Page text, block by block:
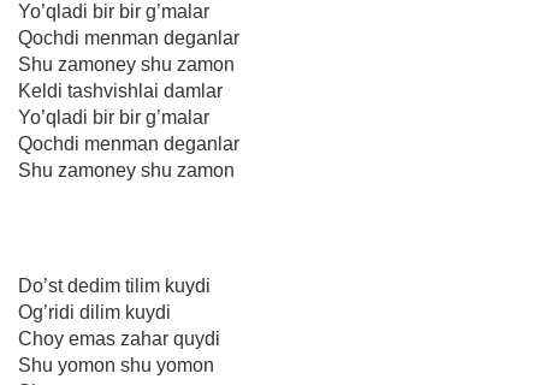
Yo’qladi bir bir g’malar
Qochdi menman deganlar
Shu zamoney shu zamon
Keldi tashvishlai damlar
Yo’qladi bir bir g’malar
Qochdi menman deganlar
Shu zamoney shu zamon
Do’st dedim tilim kuydi
Og’ridi dilim kuydi
Choy emas zahar quydi
Shu yomon shu yomon